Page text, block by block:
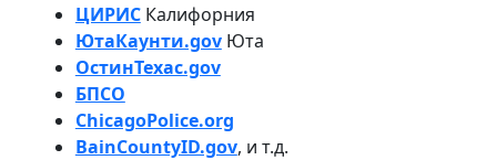
ЦИРИСКалифорния
ЮтаКаунти.govЮта
ОстинТехас.gov
БПСО
ChicagoPolice.org
BainCountyID.gov, и т.д.